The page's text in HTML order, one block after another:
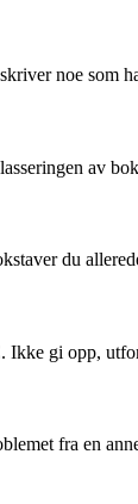
noe som
av
du
Ikke gi opp,
fra en